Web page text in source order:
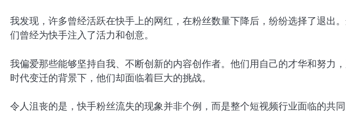
我发现，许多曾经活跃在快手上的网红，在粉丝数量下降后，纷纷选择了退出
们曾经为快手注入了活力和创意。
我偏爱那些能够坚持自我、不断创新的内容创作者。他们用自己的才华和努力
时代变迁的背景下，他们却面临着巨大的挑战。
令人沮丧的是，快手粉丝流失的现象并非个例，而是整个短视频行业面临的共